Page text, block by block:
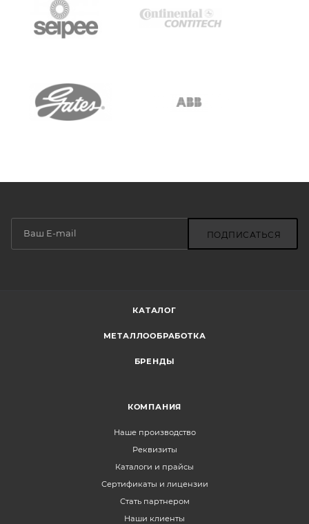
ПОДПИСАТЬСЯ
КАТАЛОГ
МЕТАЛЛООБРАБОТКА
БРЕНДЫ
КОМПАНИЯ
Наше производство
Реквизиты
Каталоги и прайсы
Сертификаты и лицензии
Стать партнером
Наши клиенты